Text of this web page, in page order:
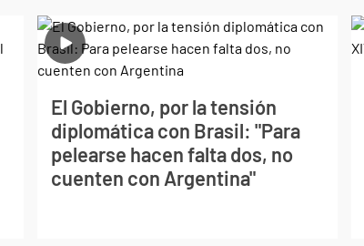
El Gobierno, por la tensión
diplomática con Brasil: "Para
pelearse hacen falta dos, no
cuenten con Argentina"